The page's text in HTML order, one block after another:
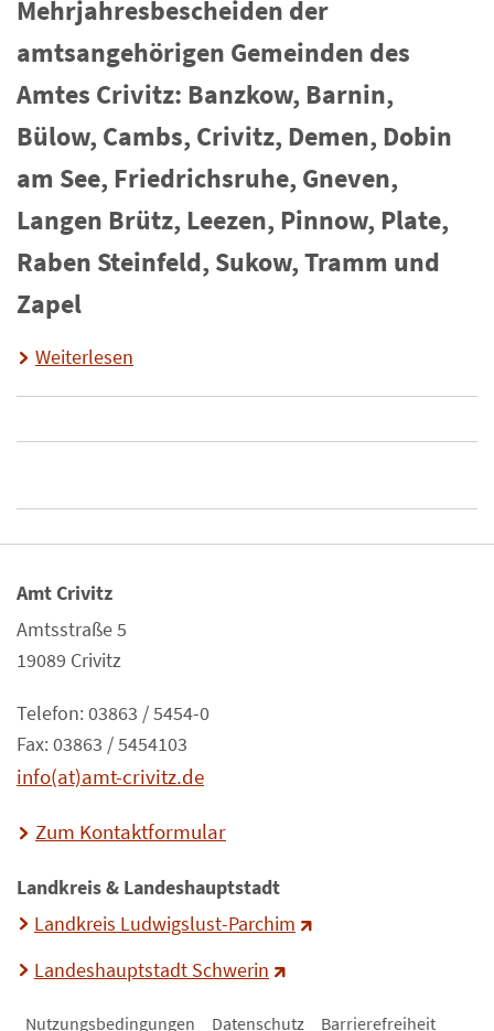
Mehrjahresbescheiden der
amtsangehörigen Gemeinden des
Amtes Crivitz: Banzkow, Barnin,
Bülow, Cambs, Crivitz, Demen, Dobin
am See, Friedrichsruhe, Gneven,
Langen Brütz, Leezen, Pinnow, Plate,
Raben Steinfeld, Sukow, Tramm und
Zapel
Weiterlesen
Amt Crivitz
Amtsstraße 5
19089 Crivitz
Telefon: 03863 / 5454-0
Fax: 03863 / 5454103
info(at)amt-crivitz.de
Zum Kontaktformular
Landkreis & Landeshauptstadt
Landkreis Ludwigslust-Parchim
Landeshauptstadt Schwerin
Nutzungsbedingungen Datenschutz Barrierefreiheit